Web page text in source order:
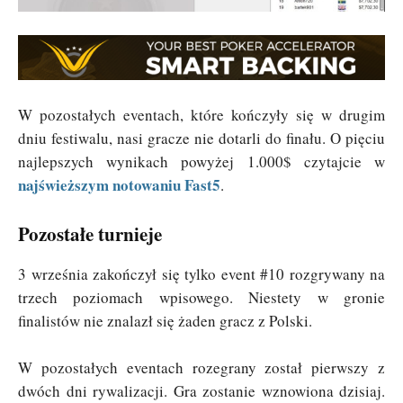
W pozostałych eventach, które kończyły się w drugim
dniu festiwalu, nasi gracze nie dotarli do finału. O pięciu
najlepszych wynikach powyżej 1.000$ czytajcie w
najświeższym notowaniu Fast5.
Pozostałe turnieje
3 września zakończył się tylko event #10 rozgrywany na
trzech poziomach wpisowego. Niestety w gronie
finalistów nie znalazł się żaden gracz z Polski.
W pozostałych eventach rozegrany został pierwszy z
dwóch dni rywalizacji. Gra zostanie wznowiona dzisiaj.